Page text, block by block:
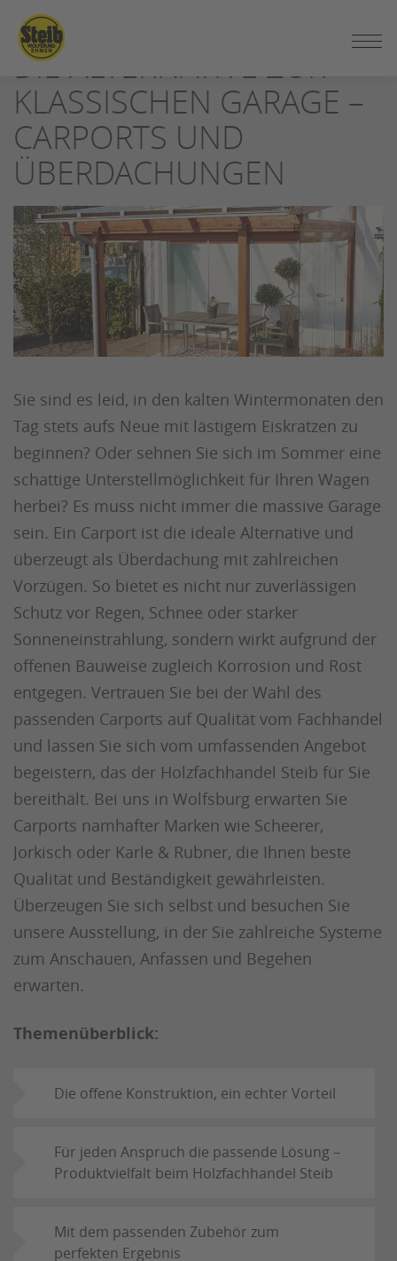
ZUM
SEITENINHALT
SPRINGEN
DIE ALTERNATIVE ZUR
KLASSISCHEN GARAGE –
CARPORTS UND
ÜBERDACHUNGEN
Sie sind es leid, in den kalten Wintermonaten den
Tag stets aufs Neue mit lästigem Eiskratzen zu
beginnen? Oder sehnen Sie sich im Sommer eine
schattige Unterstellmöglichkeit für Ihren Wagen
herbei? Es muss nicht immer die massive Garage
sein. Ein Carport ist die ideale Alternative und
überzeugt als Überdachung mit zahlreichen
Vorzügen. So bietet es nicht nur zuverlässigen
Schutz vor Regen, Schnee oder starker
Sonneneinstrahlung, sondern wirkt aufgrund der
offenen Bauweise zugleich Korrosion und Rost
entgegen. Vertrauen Sie bei der Wahl des
passenden Carports auf Qualität vom Fachhandel
und lassen Sie sich vom umfassenden Angebot
begeistern, das der Holzfachhandel Steib für Sie
bereithält. Bei uns in Wolfsburg erwarten Sie
Carports namhafter Marken wie Scheerer,
Jorkisch oder Karle & Rubner, die Ihnen beste
Qualität und Beständigkeit gewährleisten.
Überzeugen Sie sich selbst und besuchen Sie
unsere Ausstellung, in der Sie zahlreiche Systeme
zum Anschauen, Anfassen und Begehen
erwarten.
Themenüberblick:
Die offene Konstruktion, ein echter Vorteil
Für jeden Anspruch die passende Lösung –
Produktvielfalt beim Holzfachhandel Steib
Mit dem passenden Zubehör zum
perfekten Ergebnis